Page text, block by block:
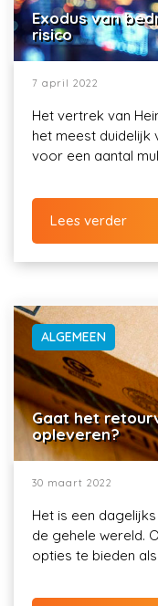
Exodus van
risico
7 april 2022
Het vertrek van
het meest duidelijk
voor een aantal
Lees verder
ALGEMEEN
Gaat het
opleveren?
30 maart 2022
Het is een
de gehele wereld.
opties te bieden